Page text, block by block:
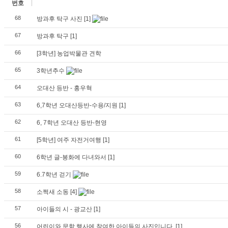
번호
68 방과후 탁구 사진 [1]
67 방과후 탁구 [1]
66 [3학년] 농업박물관 견학
65 3학년추수
64 오대산 등반 - 홍우혁
63 6,7학년 오대산등반-수용/지원 [1]
62 6, 7학년 오대산 등반-현영
61 [5학년] 여주 자전거여행 [1]
60 6학년 글-봉화에 다녀와서 [1]
59 6.7학년 걷기
58 소쩍새 소동 [4]
57 아이들의 시 - 광교산 [1]
56